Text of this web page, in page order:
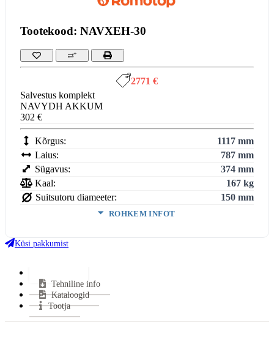
Tootekood: NAVXEH-30
2771 €
Salvestus komplekt
NAVYDH AKKUM
302 €
Kõrgus:
1117 mm
Laius:
787 mm
Sügavus:
374 mm
Kaal:
167 kg
Suitsutoru diameeter:
150 mm
ROHKEM INFOT
Kasutegur:
Miinimum tõmme:
Suitsutoru ühendus:
Suitsutoru ühenduse kõrgus:
Uks avaneb:
Küsi pakkumist
Tehniline info
Kataloogid
Tootja